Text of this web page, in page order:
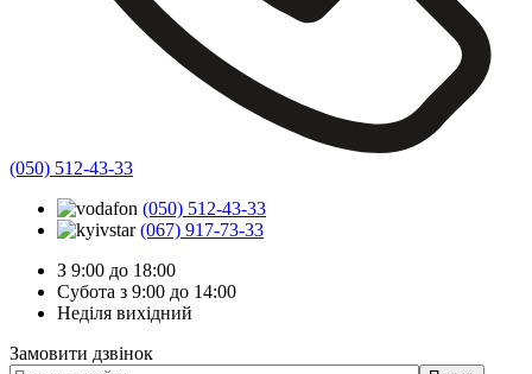
(050) 512-43-33
(050) 512-43-33
(067) 917-73-33
З 9:00 до 18:00
Субота з 9:00 до 14:00
Неділя вихідний
Замовити дзвінок